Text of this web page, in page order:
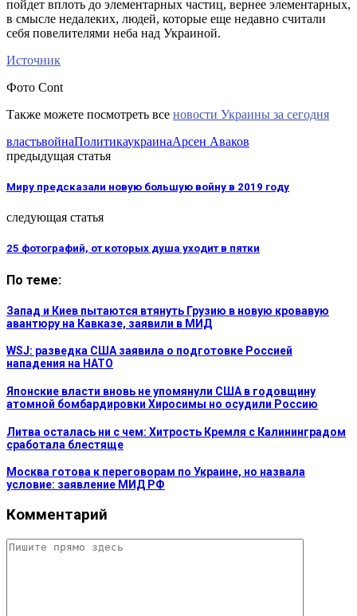
пойдет вплоть до элементарных частиц, вернее элементарных,
в смысле недалеких, людей, которые еще недавно считали
себя повелителями неба над Украиной.
Источник
Фото Cont
Также можете посмотреть все новости Украины за сегодня
властьвойнаПолитикаукраинаАрсен Аваков
предыдущая статья
Миру предсказали новую большую войну в 2019 году
следующая статья
25 фотографий, от которых душа уходит в пятки
По теме:
Запад и Киев пытаются втянуть Грузию в новую кровавую
авантюру на Кавказе, заявили в МИД
WSJ: разведка США заявила о подготовке Россией
нападения на НАТО
Японские власти вновь не упомянули США в годовщину
атомной бомбардировки Хиросимы но осудили Россию
Литва осталась ни с чем: Хитрость Кремля с Калининградом
сработала блестяще
Москва готова к переговорам по Украине, но назвала
условие: заявление МИД РФ
Комментарий